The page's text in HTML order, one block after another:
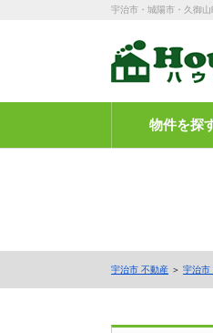
宇治市・城陽市・久御
物件を探
宇治市 不動産 ＞ 宇治市